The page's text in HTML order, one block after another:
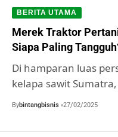
BERITA UTAMA
Merek Traktor
Siapa Paling
Di hamparan luas
kelapa sawit
Bybintangbisnis 27/02/2025